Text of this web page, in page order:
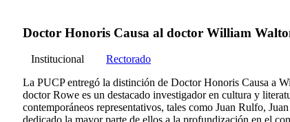
Doctor Honoris Causa al doctor William
Institucional
Rectorado
La PUCP entregó la distinción de Doctor Honoris Causa a
doctor Rowe es un destacado investigador en cultura y
contemporáneos representativos, tales como Juan Rulfo,